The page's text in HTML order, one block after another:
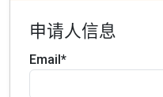
申请人信息
Email*